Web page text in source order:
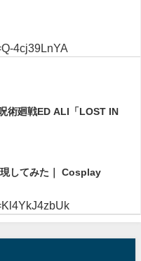
4cj39LnYA
術廻戦ED ALI「LOST IN
してみた｜ Cosplay